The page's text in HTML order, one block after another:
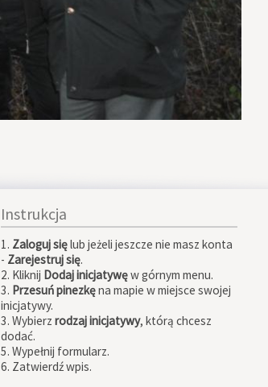
Instrukcja
1. Zaloguj sięlub jeżeli jeszcze nie masz konta
- Zarejestruj się.
2. Kliknij Dodaj inicjatywęw górnym menu.
3. Przesuń pinezkęna mapie w miejsce swojej
inicjatywy.
3. Wybierzrodzaj inicjatywy, którą chcesz
dodać.
5. Wypełnij formularz.
6. Zatwierdź wpis.